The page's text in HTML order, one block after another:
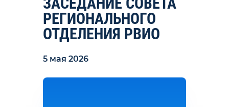
РЕГИОНАЛЬНОГО
ОТДЕЛЕНИЯ РВИО
5 мая 2026